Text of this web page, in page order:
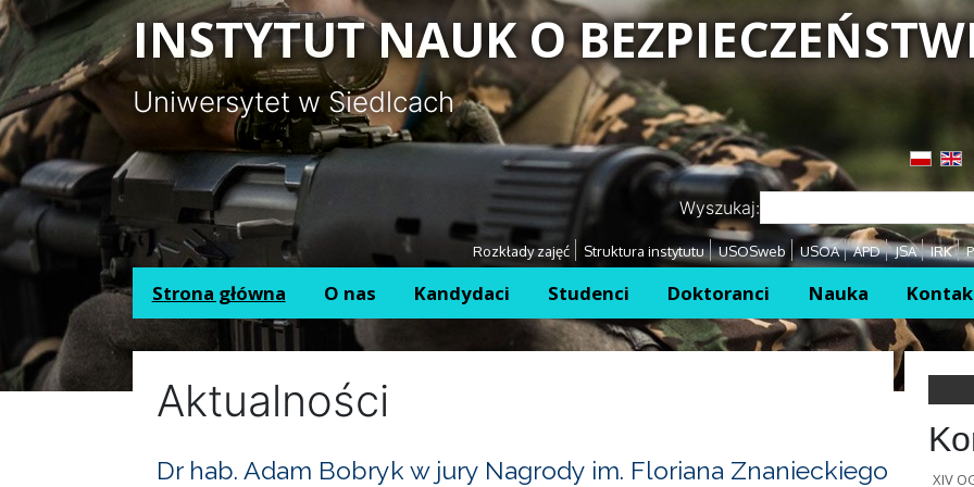
Panel zarządzania plikami cookies
INSTYTUT NAUK O
Uniwersytet w Siedlcach
Przejdź
Przejdź
Wyszukaj:
Rozkłady zajęć Struktura instytutu USOSweb USOA APD JSA IRK
Strona główna O nas Kandydaci Studenci Doktoranci Nauka
Aktualności
Dr hab. Adam Bobryk w jury Nagrody im. Floriana Znanieckiego XIV